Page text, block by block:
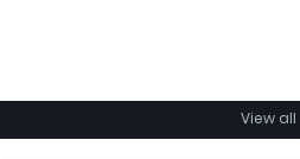
View all